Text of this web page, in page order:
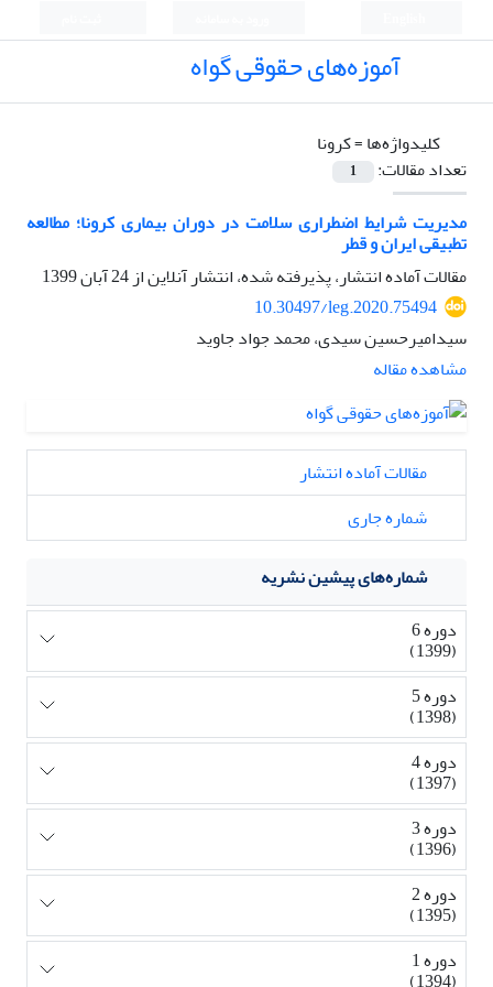
آموزه‌های حقوقی گواه
کلیدواژه‌ها =کرونا
تعداد مقالات:
1
مدیریت شرایط اضطراری سلامت در دوران بیماری کرونا؛ مطالعه
تطبیقی ایران و قطر
مقالات آماده انتشار، پذیرفته شده، انتشار آنلاین از24 آبان 1399
10.30497/leg.2020.75494
سیدامیرحسین سیدی، محمد جواد جاوید
مشاهده مقاله
مقالات آماده انتشار
شماره جاری
شماره‌های پیشین نشریه
دوره 6
(1399)
دوره 5
(1398)
دوره 4
(1397)
دوره 3
(1396)
دوره 2
(1395)
دوره 1